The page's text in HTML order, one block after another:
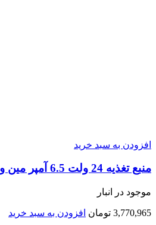
افزودن به سبد خرید
منبع تغذیه 24 ولت 6.5 آمپر مین ول مدل LRS-150-24
موجود در انبار
3,770,965 تومان افزودن به سبد خرید